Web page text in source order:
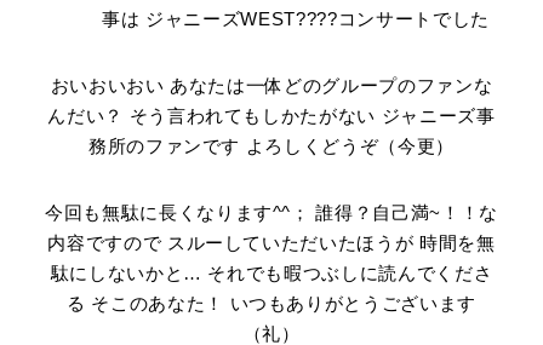
事は ジャニーズWEST????コンサートでした
おいおいおい あなたは一体どのグループのファンな
んだい？ そう言われてもしかたがない ジャニーズ事
務所のファンです よろしくどうぞ（今更）
今回も無駄に長くなります^^； 誰得？自己満~！！な
内容ですので スルーしていただいたほうが 時間を無
駄にしないかと… それでも暇つぶしに読んでくださ
る そこのあなた！ いつもありがとうございます
（礼）